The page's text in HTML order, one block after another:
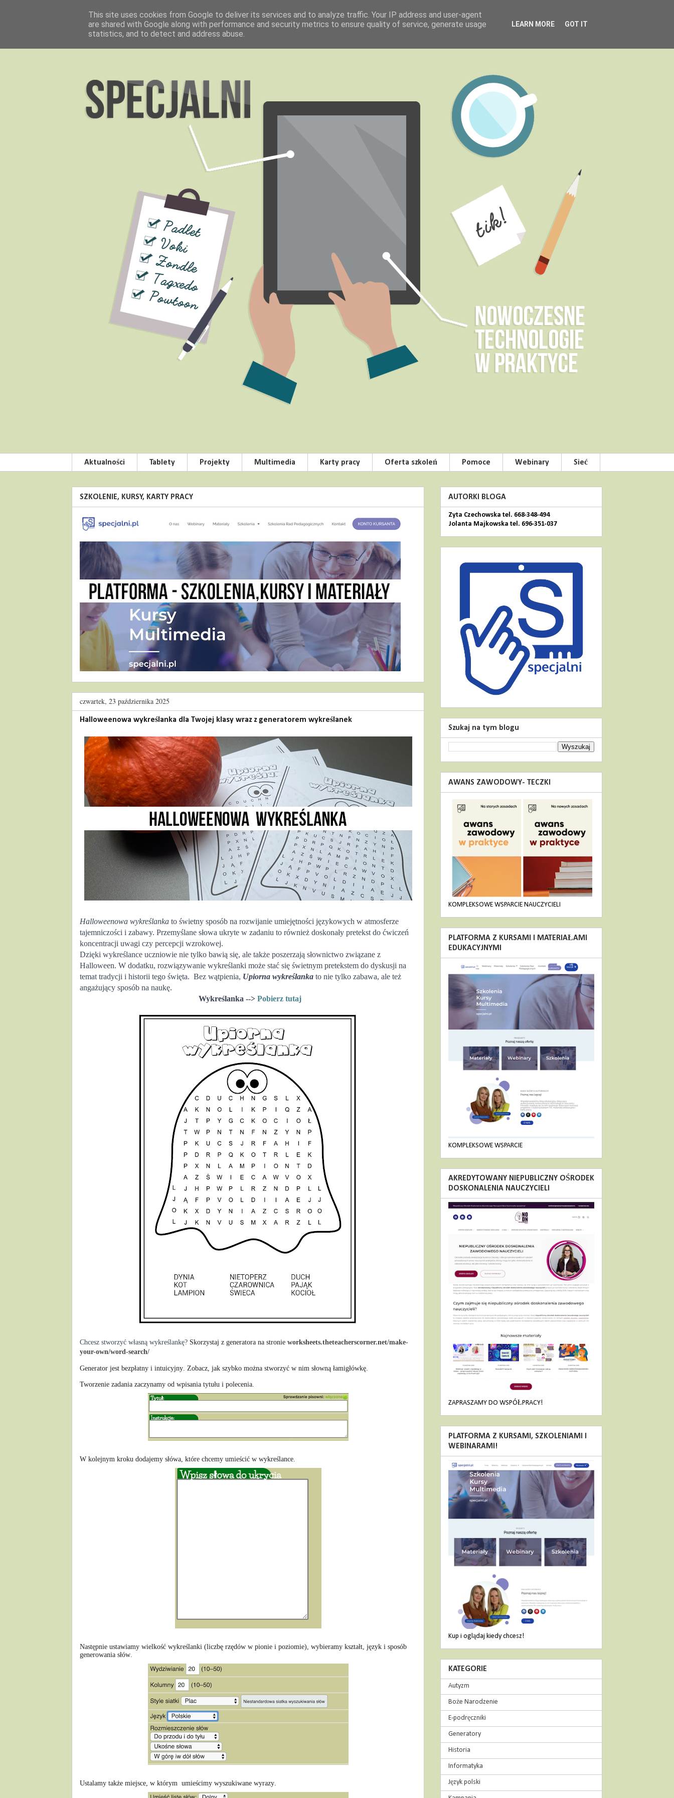
Aktualności Tablety Projekty Multimedia Karty pracy Oferta szkoleń Pomoce Webinary Sieć
SZKOLENIE, KURSY, KARTY PRACY
czwartek, 23 października 2025
Halloweenowa wykreślanka dla Twojej klasy wraz z generatorem wykreślanek
Halloweenowa wykreślanka to świetny sposób na rozwijanie umiejętności językowych w atmosferze
tajemniczości i zabawy. Przemyślane słowa ukryte w zadaniu to również doskonały pretekst do ćwiczeń
koncentracji uwagi czy percepcji wzrokowej.
Dzięki wykreślance uczniowie nie tylko bawią się, ale także poszerzają słownictwo związane z
Halloween. W dodatku, rozwiązywanie wykreślanki może stać się świetnym pretekstem do dyskusji na
temat tradycji i historii tego święta.  Bez wątpienia, Upiorna wykreślanka to nie tylko zabawa, ale też
angażujący sposób na naukę.
  Wykreślanka -->
Pobierz tutaj
Chcesz stworzyć własną wykreślankę? Skorzystaj z generatora na stronie worksheets.theteacherscorner.net/make-
your-own/word-search/
Generator jest bezpłatny i intuicyjny. Zobacz, jak szybko można stworzyć w nim słowną łamigłówkę.
Tworzenie zadania zaczynamy od wpisania tytułu i polecenia.
W kolejnym kroku dodajemy słówa, które chcemy umieścić w wykreślance.
Następnie ustawiamy wielkość wykreślanki (liczbę rzędów w pionie i poziomie), wybieramy kształt, język i sposób
generowania słów.
Ustalamy także miejsce, w którym umieścimy wyszukiwane wyrazy.
AUTORKI BLOGA
Zyta Czechowska tel. 668-348-494
Jolanta Majkowska tel. 696-351-037
Szukaj na tym blogu
AWANS ZAWODOWY- TECZKI
KOMPLEKSOWE WSPARCIE NAUCZYCIELI
PLATFORMA Z KURSAMI I MATERIAŁAMI
EDUKACYJNYMI
KOMPLEKSOWE WSPARCIE
AKREDYTOWANY NIEPUBLICZNY OŚRODEK
DOSKONALENIA NAUCZYCIELI
ZAPRASZAMY DO WSPÓŁPRACY!
PLATFORMA Z KURSAMI, SZKOLENIAMI I
WEBINARAMI!
Kup i oglądaj kiedy chcesz!
KATEGORIE
Autyzm
Boże Narodzenie
E-podręczniki
Generatory
Historia
Informatyka
Język polski
This site uses cookies from Google to deliver its services and to analyze traffic. Your IP address and user-agent
are shared with Google along with performance and security metrics to ensure quality of service, generate usage
statistics, and to detect and address abuse.
LEARN MORE GOT IT